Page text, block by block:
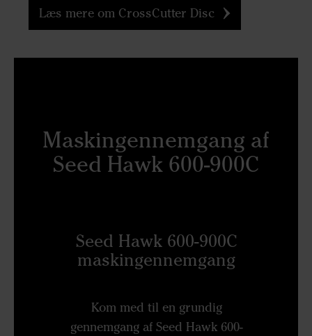
Læs mere om CrossCutter Disc
Maskingennemgang af
Seed Hawk 600-900C
Seed Hawk 600-900C
maskingennemgang
Kom med til en grundig
gennemgang af Seed Hawk 600-